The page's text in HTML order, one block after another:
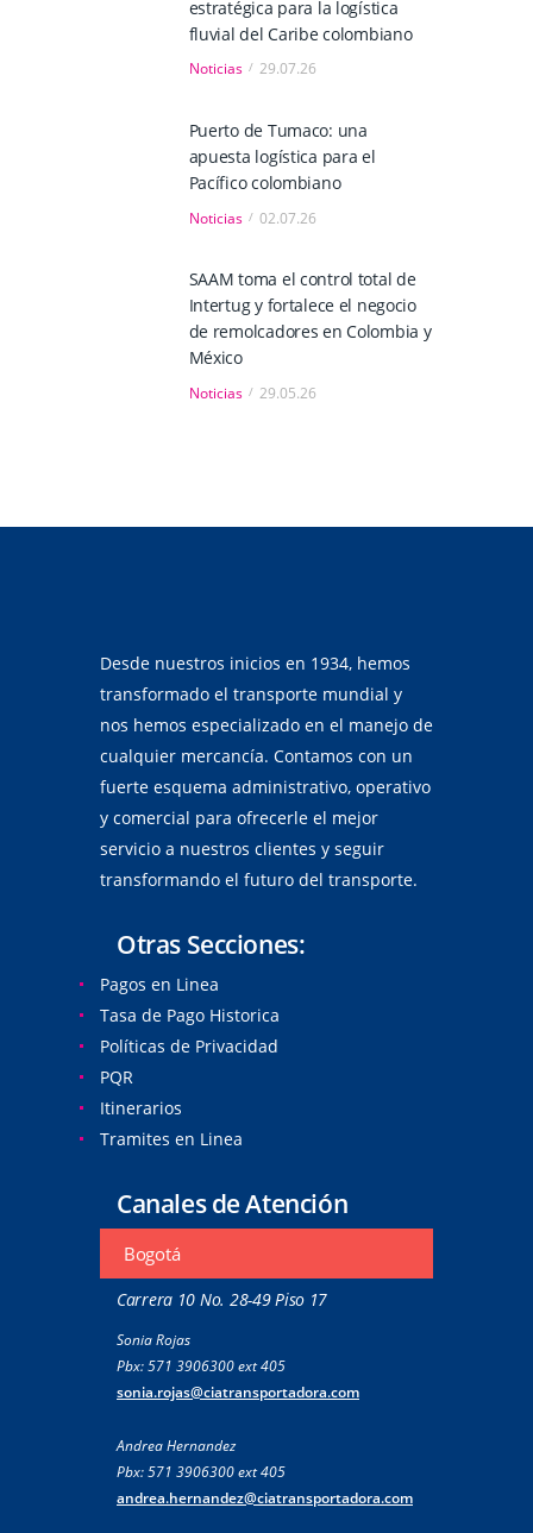
estratégica para la logística
fluvial del Caribe colombiano
Noticias 29.07.26
Puerto de Tumaco: una
apuesta logística para el
Pacífico colombiano
Noticias 02.07.26
SAAM toma el control total de
Intertug y fortalece el negocio
de remolcadores en Colombia y
México
Noticias 29.05.26
Desde nuestros inicios en 1934, hemos
transformado el transporte mundial y
nos hemos especializado en el manejo de
cualquier mercancía. Contamos con un
fuerte esquema administrativo, operativo
y comercial para ofrecerle el mejor
servicio a nuestros clientes y seguir
transformando el futuro del transporte.
Otras Secciones:
Pagos en Linea
Tasa de Pago Historica
Políticas de Privacidad
PQR
Itinerarios
Tramites en Linea
Canales de Atención
Bogotá
Carrera 10 No. 28-49 Piso 17
Sonia Rojas
Pbx: 571 3906300 ext 405
sonia.rojas@ciatransportadora.com
Andrea Hernandez
Pbx: 571 3906300 ext 405
andrea.hernandez@ciatransportadora.com